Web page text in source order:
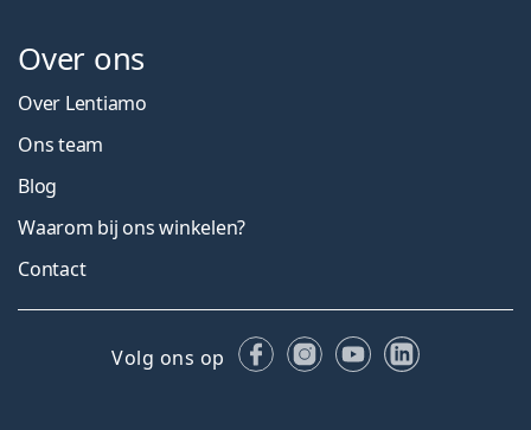
Over ons
Over Lentiamo
Ons team
Blog
Waarom bij ons winkelen?
Contact
Volg ons op FacebookInstagram
YouTubeLinkedIn